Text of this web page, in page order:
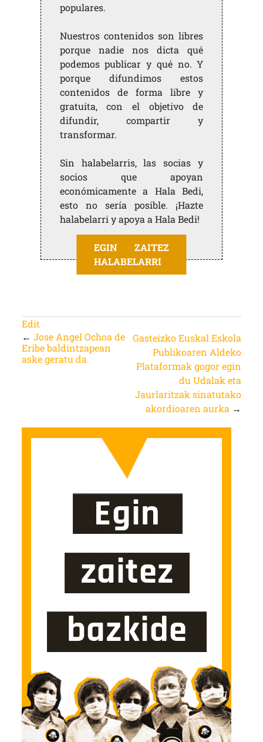
populares.
Nuestros contenidos son libres
porque nadie nos dicta qué
podemos publicar y qué no. Y
porque difundimos estos
contenidos de forma libre y
gratuita, con el objetivo de
difundir, compartir y
transformar.
Sin halabelarris, las socias y
socios que apoyan
económicamente a Hala Bedi,
esto no sería posible. ¡Hazte
halabelarri y apoya a Hala Bedi!
EGIN ZAITEZ
HALABELARRI
Edit
← Jose Angel Ochoa de
Eribe baldintzapean
aske geratu da
Gasteizko Euskal Eskola
Publikoaren Aldeko
Plataformak gogor egin
du Udalak eta
Jaurlaritzak sinatutako
akordioaren aurka →